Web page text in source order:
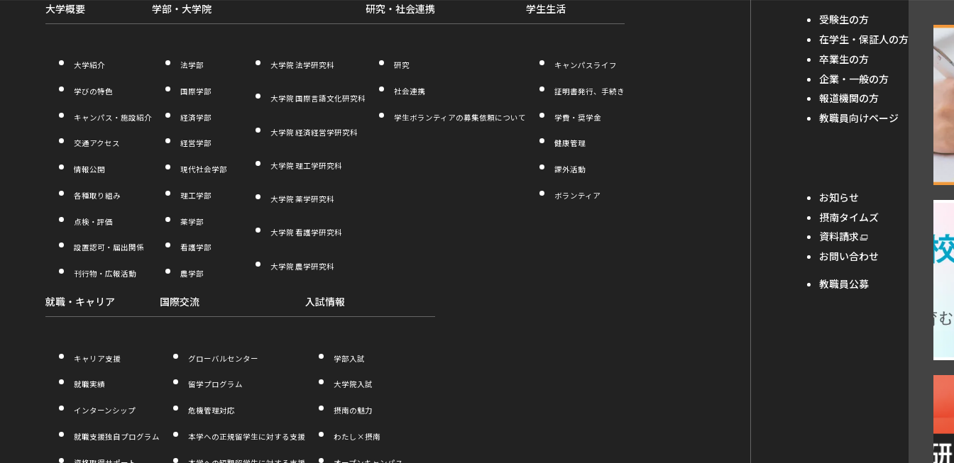
ウ
ウ
で
開
き
大学概要
大学紹介
学びの特色
キャンパス・施設紹介
交通アクセス
情報公開
各種取り組み
点検・評価
設置認可・届出関係
刊行物・広報活動
学部・大学院
法学部
国際学部
経済学部
経営学部
現代社会学部
理工学部
薬学部
看護学部
農学部
大学院 法学研究科
大学院 国際言語文化研究科
大学院 経済経営学研究科
大学院 理工学研究科
大学院 薬学研究科
大学院 看護学研究科
大学院 農学研究科
研究・社会連携
研究
社会連携
学生ボランティアの募集依頼について
学生生活
キャンパスライフ
証明書発行、手続き
学費・奨学金
健康管理
課外活動
ボランティア
就職・キャリア
キャリア支援
就職実績
インターンシップ
就職支援独自プログラム
国際交流
グローバルセンター
留学プログラム
危機管理対応
本学への正規留学生に対する支援
入試情報
学部入試
大学院入試
摂南の魅力
わたし×摂南
受験生の方
在学生・保証人の方
卒業生の方
企業・一般の方
報道機関の方
教職員向けページ
お知らせ
摂南タイムズ
外
部
サ
イ
ト
資料請求
お問い合わせ
教職員公募
外
部
サ
ト
ウ
ン
ド
開
ま
部
サ
を
ウ
ド
ウ
サ
イ